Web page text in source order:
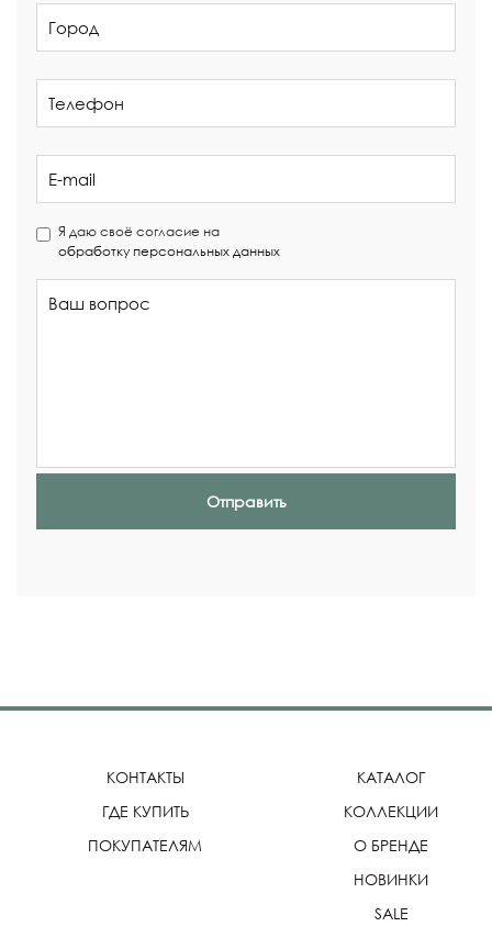
Я даю своё согласие на
обработку персональных данных
Отправить
КОНТАКТЫ
ГДЕ КУПИТЬ
ПОКУПАТЕЛЯМ
КАТАЛОГ
КОЛЛЕКЦИИ
О БРЕНДЕ
НОВИНКИ
SALE